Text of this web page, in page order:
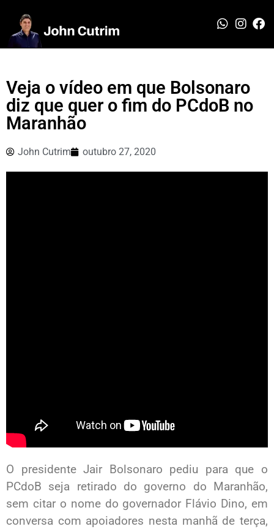
Veja o vídeo em que Bolsonaro
diz que quer o fim do PCdoB no
Maranhão
John Cutrim outubro 27, 2020
O presidente Jair Bolsonaro pediu para que o
PCdoB seja retirado do governo do Maranhão,
sem citar o nome do governador Flávio Dino, em
conversa com apoiadores nesta manhã de terça,